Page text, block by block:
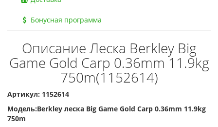
Бонусная программа
Описание Леска Berkley Big
Game Gold Carp 0.36mm 11.9kg
750m(1152614)
Артикул: 1152614
Модель:Berkley леска Big Game Gold Carp 0.36mm 11.9kg
750m